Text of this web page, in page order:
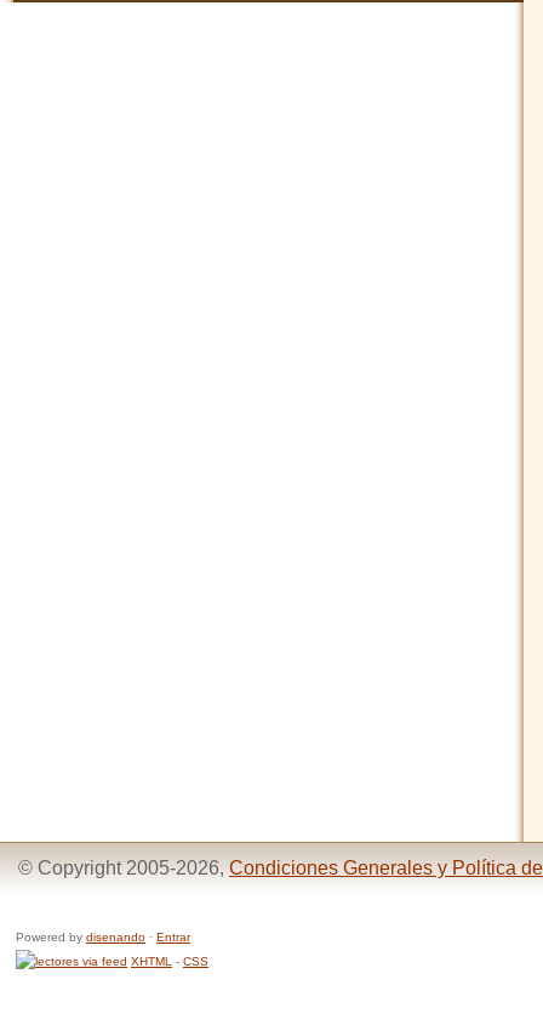
© Copyright 2005-2026, Condiciones Generales y Política
Powered by disenando · Entrar
XHTML
- CSS